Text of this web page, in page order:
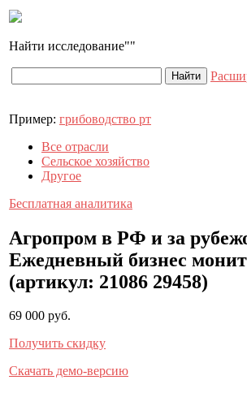
Найти исследование
Пример: грибоводство рт
Все отрасли
Сельское хозяйство
Другое
Бесплатная аналитика
Агропром в РФ и за
Ежедневный бизнес
(артикул: 21086 29458)
69 000 руб.
Получить скидку
Скачать демо-версию